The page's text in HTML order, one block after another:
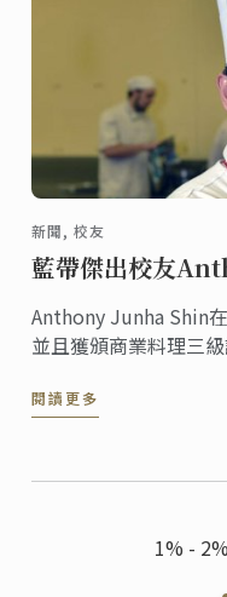
新聞, 校友
藍帶傑出校友
Anthony Junha Shin
並且獲頒商業料理三
地轉變身分，成為南
閱讀更多
1% -